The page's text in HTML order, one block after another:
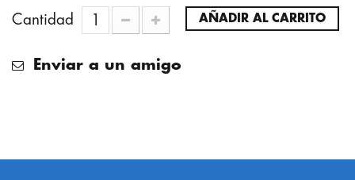
Cantidad AÑADIR AL CARRITO
Enviar a un amigo